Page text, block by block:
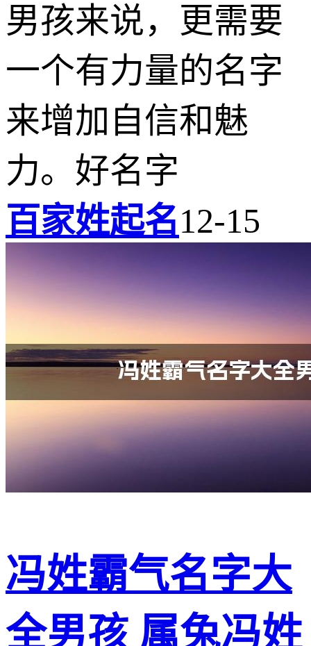
男孩来说，更需要
一个有力量的名字
来增加自信和魅
力。好名字
百家姓起名12-15
冯姓霸气名字大
全男孩 属兔冯姓